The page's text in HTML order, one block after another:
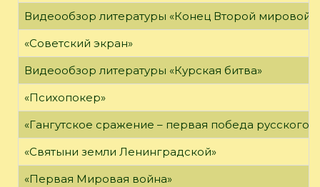
Видеообзор литературы «Конец Второй мировой
«Советский экран»
Видеообзор литературы «Курская битва»
«Психопокер»
«Гангутское сражение – первая победа русского
«Святыни земли Ленинградской»
«Первая Мировая война»